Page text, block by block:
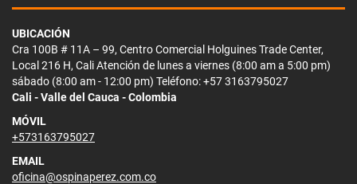
UBICACIÓN
Cra 100B # 11A – 99, Centro Comercial Holguines Trade Center,
Local 216 H, Cali Atención de lunes a viernes (8:00 am a 5:00 pm)
sábado (8:00 am - 12:00 pm) Teléfono: +57 3163795027
Cali - Valle del Cauca - Colombia
MÓVIL
+573163795027
EMAIL
oficina@ospinaperez.com.co